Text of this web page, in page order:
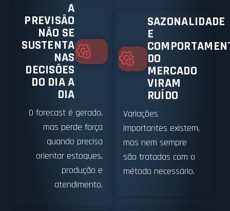
A
PREVISÃO
NÃO SE
SUSTENTA
NAS
DECISÕES
DO DIA A
DIA
O forecast é gerado,
mas perde força
quando precisa
orientar estoques,
produção e
atendimento.
SAZONALIDADE
E
DO
MERCADO
VIRAM
RUÍDO
Variações
importantes existem,
mas nem sempre
são tratadas com o
método necessário.